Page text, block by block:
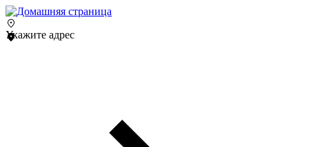
Укажите адрес